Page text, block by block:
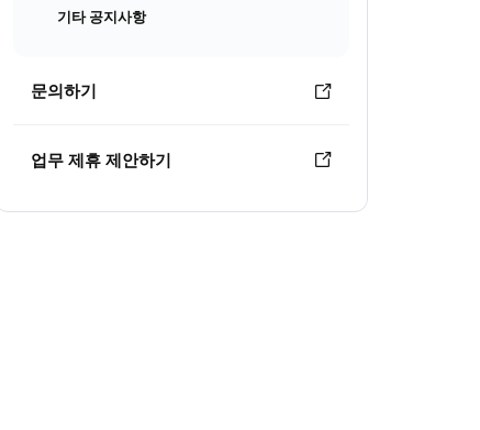
기타 공지사항
문의하기
업무 제휴 제안하기